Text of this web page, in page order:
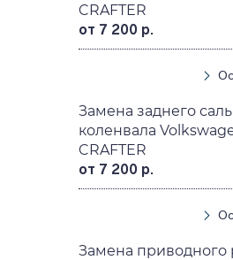
CRAFTER
от 7 200 р.
Замена заднего
коленвала
CRAFTER
от 7 200 р.
Замена приводного